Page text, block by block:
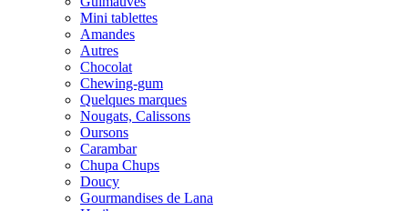
Mini tablettes
Amandes
Autres
Chocolat
Chewing-gum
Quelques marques
Nougats, Calissons
Oursons
Carambar
Chupa Chups
Doucy
Gourmandises de Lana